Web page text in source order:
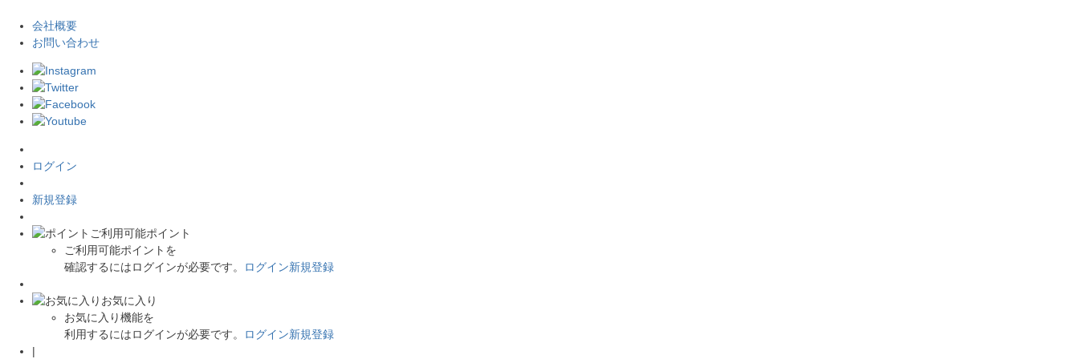
会社概要
お問い合わせ
ログイン
新規登録
ご利用可能ポイント
ご利用可能ポイントを
確認するにはログインが必要です。
ログイン新規登録
お気に入り
お気に入り機能を
利用するにはログインが必要です。
ログイン新規登録
|